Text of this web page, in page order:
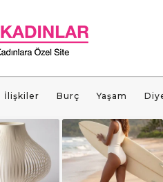
İlişkiler Burç Yaşam